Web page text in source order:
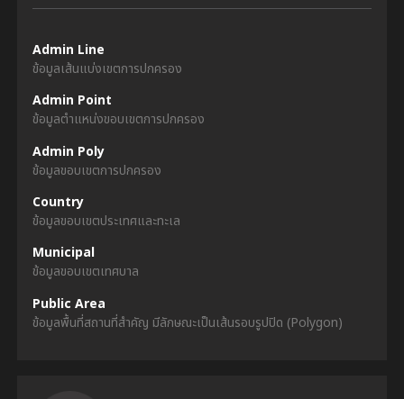
Admin Line
ข้อมูลเส้นแบ่งเขตการปกครอง
Admin Point
ข้อมูลตำแหน่งขอบเขตการปกครอง
Admin Poly
ข้อมูลขอบเขตการปกครอง
Country
ข้อมูลขอบเขตประเทศและทะเล
Municipal
ข้อมูลขอบเขตเทศบาล
Public Area
ข้อมูลพื้นที่สถานที่สำคัญ มีลักษณะเป็นเส้นรอบรูปปิด (Polygon)